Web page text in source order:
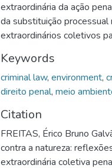
extraordinária da ação
da substituição
extraordinários coletivos
Keywords
criminal law, environment,
direito penal, meio
Citation
FREITAS, Érico Bruno
contra a natureza:
extraordinária coletiva